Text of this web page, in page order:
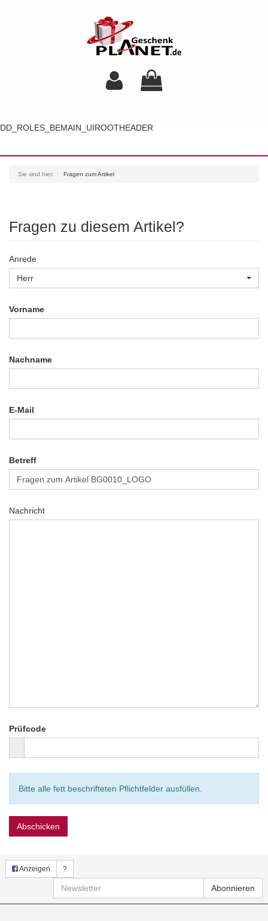
DD_ROLES_BEMAIN_UIROOTHEADER
Sie sind hier: Fragen zum Artikel
Fragen zu diesem Artikel?
Anrede
Herr
Vorname
Nachname
E-Mail
Betreff
Nachricht
Prüfcode
Bitte alle fett beschrifteten Pflichtfelder ausfüllen.
Abschicken
Anzeigen ?
Newsletter Abonnieren